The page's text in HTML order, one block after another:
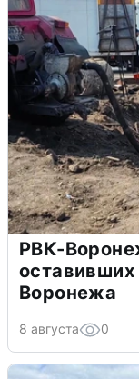
РВК-
Воронежа
8 августа 0